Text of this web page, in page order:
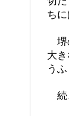
ち
堺
大
う
続